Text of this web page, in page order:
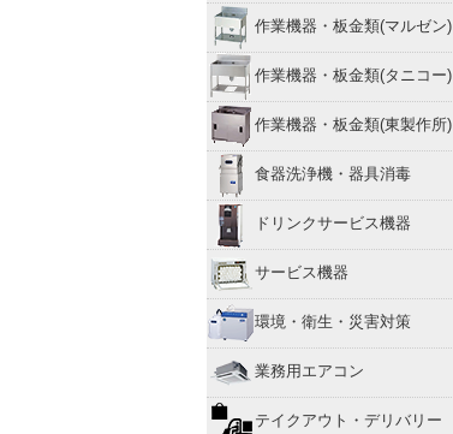
作業機器・板金類(マルゼン)
作業機器・板金類(タニコー)
作業機器・板金類(東製作所)
食器洗浄機・器具消毒
ドリンクサービス機器
サービス機器
環境・衛生・災害対策
業務用エアコン
テイクアウト・デリバリー